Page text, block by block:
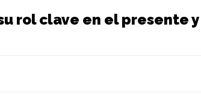
rol clave en el presente